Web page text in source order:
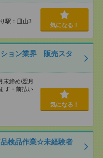
駅：皿山3
気になる！
ション業界 販売スタ
締め/翌月
す・前払い
気になる！
検品作業☆未経験者